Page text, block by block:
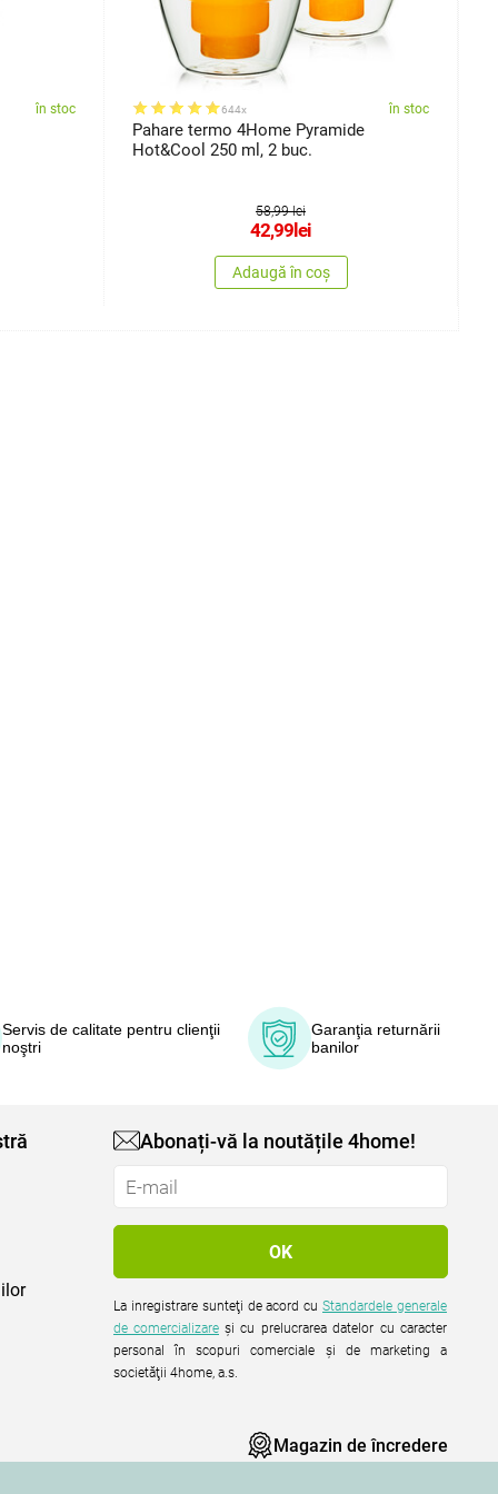
în stoc 644x în stoc
Pahare termo 4Home Pyramide
Hot&Cool 250 ml, 2 buc.
58,99 lei
42,99lei
Adaugă în coș
Servis de calitate pentru clienţii
noştri
Garanţia returnării
banilor
Abonați-vă la noutățile 4home!
La inregistrare sunteţi de acord cuStandardele generale
de comercializare şi cu prelucrarea datelor cu caracter
personal în scopuri comerciale şi de marketing a
societăţii 4home, a.s.
Magazin de încredere